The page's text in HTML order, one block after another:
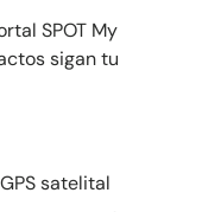
SPOT My
sigan tu
satelital